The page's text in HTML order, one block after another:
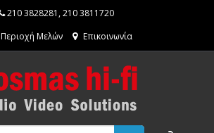
210 3828281 ,210 3811720
Περιοχή Μελών
Επικοινωνία